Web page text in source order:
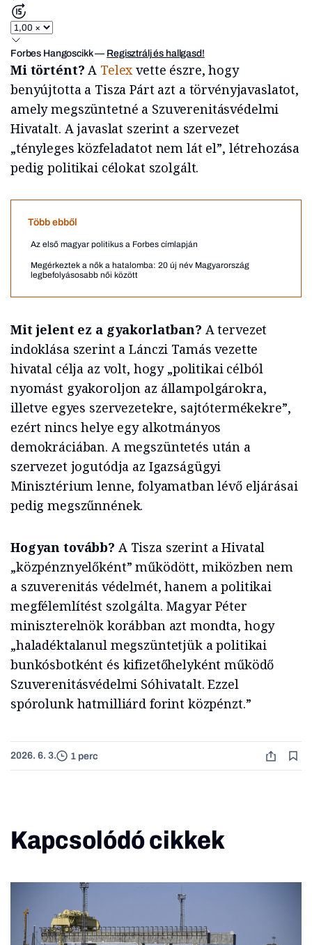
Forbes Hangoscikk— Regisztrálj és hallgasd!
Mi történt? A Telexvette észre, hogy
benyújtotta a Tisza Párt azt a törvényjavaslatot,
amely megszüntetné a Szuverenitásvédelmi
Hivatalt. A javaslat szerint a szervezet
„tényleges közfeladatot nem lát el”, létrehozása
pedig politikai célokat szolgált.
Több ebből
Az első magyar politikus a Forbes címlapján
Megérkeztek a nők a hatalomba: 20 új név Magyarország
legbefolyásosabb női között
Mit jelent ez a gyakorlatban? A tervezet
indoklása szerint a Lánczi Tamás vezette
hivatal célja az volt, hogy „politikai célból
nyomást gyakoroljon az állampolgárokra,
illetve egyes szervezetekre, sajtótermékekre”,
ezért nincs helye egy alkotmányos
demokráciában. A megszüntetés után a
szervezet jogutódja az Igazságügyi
Minisztérium lenne, folyamatban lévő eljárásai
pedig megszűnnének.
Hogyan tovább? A Tisza szerint a Hivatal
„közpénznyelőként” működött, miközben nem
a szuverenitás védelmét, hanem a politikai
megfélemlítést szolgálta. Magyar Péter
miniszterelnök korábban azt mondta, hogy
„haladéktalanul megszüntetjük a politikai
bunkósbotként és kifizetőhelyként működő
Szuverenitásvédelmi Sóhivatalt. Ezzel
spórolunk hatmilliárd forint közpénzt.”
2026. 6. 3. 1 perc
Kapcsolódó cikkek